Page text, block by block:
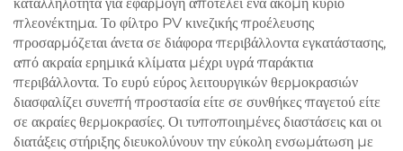
πλεονέκτημα. Το φίλτρο PV κινεζικής προέλευσης
προσαρμόζεται άνετα σε διάφορα περιβάλλοντα εγκατάστασης,
από ακραία ερημικά κλίματα μέχρι υγρά παράκτια
περιβάλλοντα. Το ευρύ εύρος λειτουργικών θερμοκρασιών
διασφαλίζει συνεπή προστασία είτε σε συνθήκες παγετού είτε
σε ακραίες θερμοκρασίες. Οι τυποποιημένες διαστάσεις και οι
διατάξεις στήριξης διευκολύνουν την εύκολη ενσωμάτωση με